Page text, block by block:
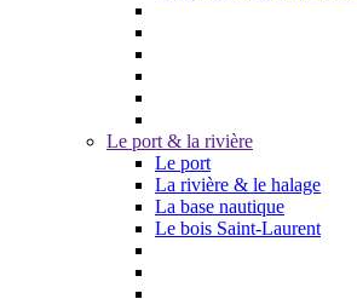
Le port & la rivière
Le port
La rivière & le halage
La base nautique
Le bois Saint-Laurent